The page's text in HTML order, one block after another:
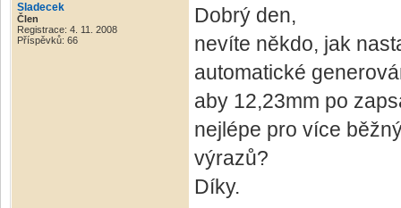
Sladecek
Člen
Registrace: 4. 11. 2008
Příspěvků: 66
Dobrý den,
nevíte někdo, jak
automatické
aby 12,23mm po
nejlépe pro více
výrazů?
Díky.